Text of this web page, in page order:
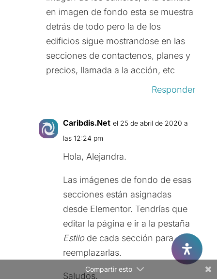
en imagen de fondo esta se muestra
detrás de todo pero la de los
edificios sigue mostrandose en las
secciones de contactenos, planes y
precios, llamada a la acción, etc
Responder
Caribdis.Net el 25 de abril de 2020 a
las 12:24 pm
Hola, Alejandra.
Las imágenes de fondo de esas
secciones están asignadas
desde Elementor. Tendrías que
editar la página e ir a la pestaña
Estilode cada sección para
reemplazarlas.
Saludos.
Compartir esto
Facebook
LinkedIn